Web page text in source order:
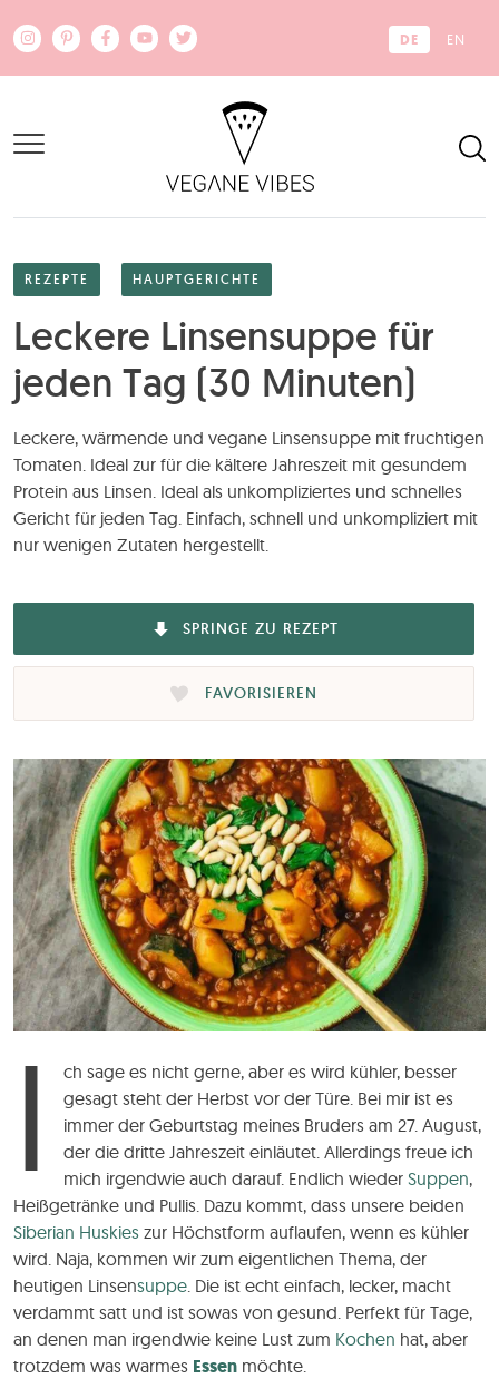
DE EN
REZEPTE HAUPTGERICHTE
Leckere Linsensuppe für
jeden Tag (30 Minuten)
Leckere, wärmende und vegane Linsensuppe mit fruchtigen
Tomaten. Ideal zur für die kältere Jahreszeit mit gesundem
Protein aus Linsen. Ideal als unkompliziertes und schnelles
Gericht für jeden Tag. Einfach, schnell und unkompliziert mit
nur wenigen Zutaten hergestellt.
SPRINGE ZU REZEPT
FAVORISIEREN
I
ch sage es nicht gerne, aber es wird kühler, besser
gesagt steht der Herbst vor der Türe. Bei mir ist es
immer der Geburtstag meines Bruders am 27. August,
der die dritte Jahreszeit einläutet. Allerdings freue ich
mich irgendwie auch darauf. Endlich wiederSuppen,
Heißgetränke und Pullis. Dazu kommt, dass unsere beiden
Siberian Huskies zur Höchstform auflaufen, wenn es kühler
wird. Naja, kommen wir zum eigentlichen Thema, der
heutigen Linsensuppe . Die ist echt einfach, lecker, macht
verdammt satt und ist sowas von gesund. Perfekt für Tage,
an denen man irgendwie keine Lust zum Kochen hat, aber
trotzdem was warmes Essen möchte.